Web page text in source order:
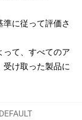
に従って評価さ
って、すべてのア
け取った製品に